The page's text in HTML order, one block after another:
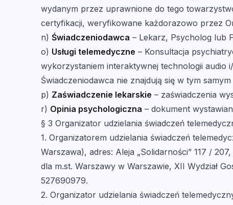
wydanym przez uprawnione do tego
certyfikacji, weryfikowane każdorazowo przez
n) Świadczeniodawca – Lekarz, Psycholog lub
o) Usługi telemedyczne – Konsultacja
wykorzystaniem interaktywnej technologii audio
Świadczeniodawca nie znajdują się w tym
p) Zaświadczenie lekarskie – zaświadczenia
r) Opinia psychologiczna – dokument
§ 3 Organizator udzielania świadczeń
1. Organizatorem udzielania świadczeń
Warszawa), adres: Aleja „Solidarności” 117 /
dla m.st. Warszawy w Warszawie, XII Wydział
527690979.
2. Organizator udzielania świadczeń